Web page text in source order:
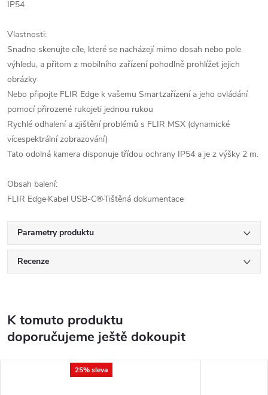
IP54
Vlastnosti:
Snadno skenujte cíle, které se nacházejí mimo dosah nebo pole
výhledu, a přitom z mobilního zařízení pohodlně prohlížet jejich
obrázky
Nebo připojte FLIR Edge k vašemu Smartzařízení a jeho ovládání
pomocí přirozené rukojeti jednou rukou
Rychlé odhalení a zjištění problémů s FLIR MSX (dynamické
vícespektrální zobrazování)
Tato odolná kamera disponuje třídou ochrany IP54 a je z výšky 2 m.
Obsah balení:
FLIR Edge·Kabel USB-C®·Tištěná dokumentace
Parametry produktu
Recenze
K tomuto produktu
doporučujeme ještě dokoupit
25% sleva